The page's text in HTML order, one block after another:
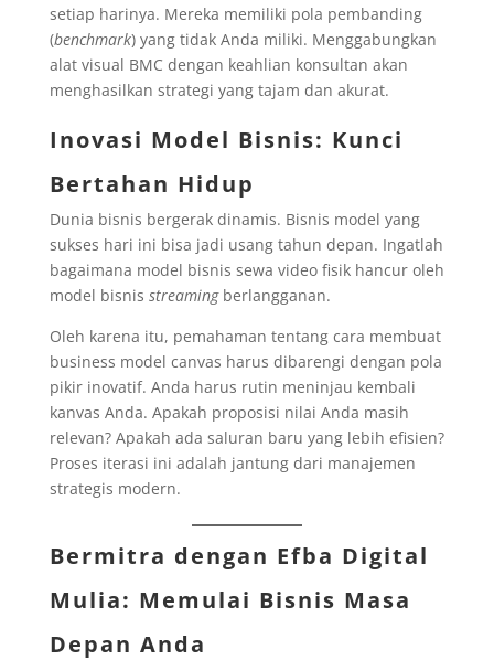
setiap harinya. Mereka memiliki pola pembanding
(benchmark) yang tidak Anda miliki. Menggabungkan
alat visual BMC dengan keahlian konsultan akan
menghasilkan strategi yang tajam dan akurat.
Inovasi Model Bisnis: Kunci
Bertahan Hidup
Dunia bisnis bergerak dinamis. Bisnis model yang
sukses hari ini bisa jadi usang tahun depan. Ingatlah
bagaimana model bisnis sewa video fisik hancur oleh
model bisnis streamingberlangganan.
Oleh karena itu, pemahaman tentang cara membuat
business model canvas harus dibarengi dengan pola
pikir inovatif. Anda harus rutin meninjau kembali
kanvas Anda. Apakah proposisi nilai Anda masih
relevan? Apakah ada saluran baru yang lebih efisien?
Proses iterasi ini adalah jantung dari manajemen
strategis modern.
Bermitra dengan Efba Digital
Mulia: Memulai Bisnis Masa
Depan Anda